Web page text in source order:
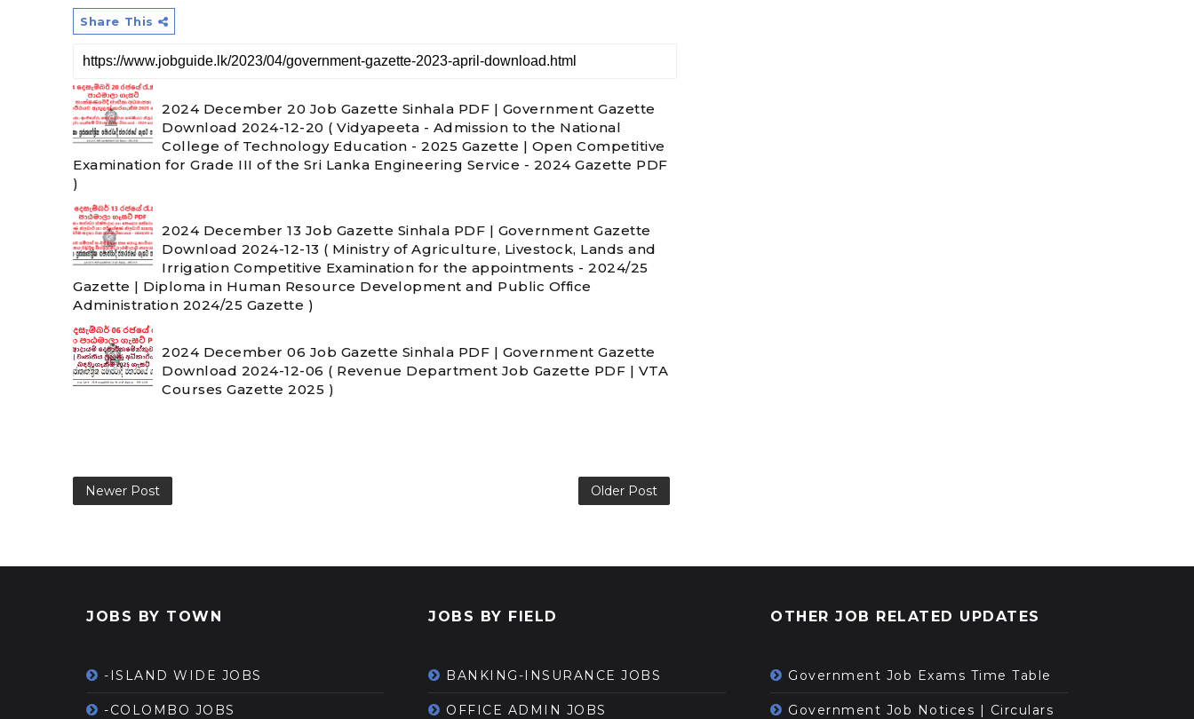
Share This
2024 December 20 Job Gazette Sinhala PDF | Government Gazette
Download 2024-12-20 ( Vidyapeeta - Admission to the National
College of Technology Education - 2025 Gazette | Open Competitive
Examination for Grade III of the Sri Lanka Engineering Service - 2024 Gazette PDF
)
2024 December 13 Job Gazette Sinhala PDF | Government Gazette
Download 2024-12-13 ( Ministry of Agriculture, Livestock, Lands and
Irrigation Competitive Examination for the appointments - 2024/25
Gazette | Diploma in Human Resource Development and Public Office
Administration 2024/25 Gazette )
2024 December 06 Job Gazette Sinhala PDF | Government Gazette
Download 2024-12-06 ( Revenue Department Job Gazette PDF | VTA
Courses Gazette 2025 )
Newer Post Older Post
JOBS BY TOWN
-ISLAND WIDE JOBS
-COLOMBO JOBS
JOBS BY FIELD
BANKING-INSURANCE JOBS
OFFICE ADMIN JOBS
OTHER JOB RELATED UPDATES
Government Job Exams Time Table
Government Job Notices | Circulars